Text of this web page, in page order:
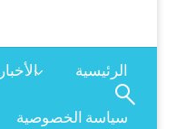
الرئيسية الأخبار
سياسة الخصوصية